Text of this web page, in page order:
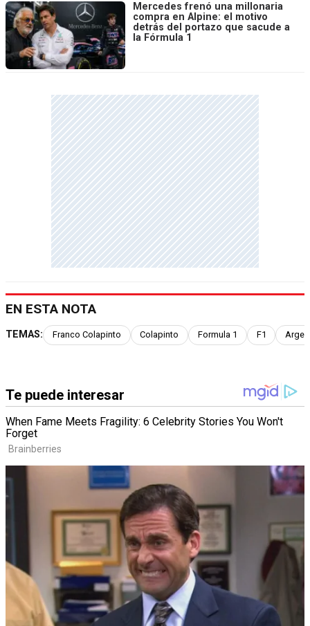
Mercedes frenó una millonaria
compra en Alpine: el motivo
detrás del portazo que sacude a
la Fórmula 1
EN ESTA NOTA
TEMAS: Franco Colapinto Colapinto Formula 1 F1